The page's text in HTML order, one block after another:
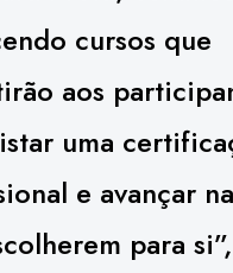
cursos que
aos
uma
e avançar
para